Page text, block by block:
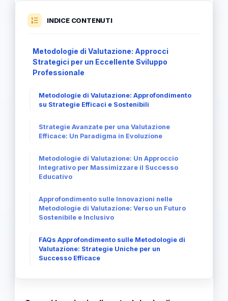
INDICE CONTENUTI
Metodologie di Valutazione: Approcci
Strategici per un Eccellente Sviluppo
Professionale
Metodologie di Valutazione: Approfondimento
su Strategie Efficaci e Sostenibili
Strategie Avanzate per una Valutazione
Efficace: Un Paradigma in Evoluzione
Metodologie di Valutazione: Un Approccio
Integrativo per Massimizzare il Successo
Educativo
Approfondimento sulle Innovazioni nelle
Metodologie di Valutazione: Verso un Futuro
Sostenibile e Inclusivo
FAQs Approfondimento sulle Metodologie di
Valutazione: Strategie Uniche per un
Successo Efficace